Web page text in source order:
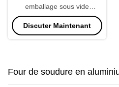
emballage sous vide
industrielle scelleur de PCs
réglable
Discuter Maintenant
Four de soudure en